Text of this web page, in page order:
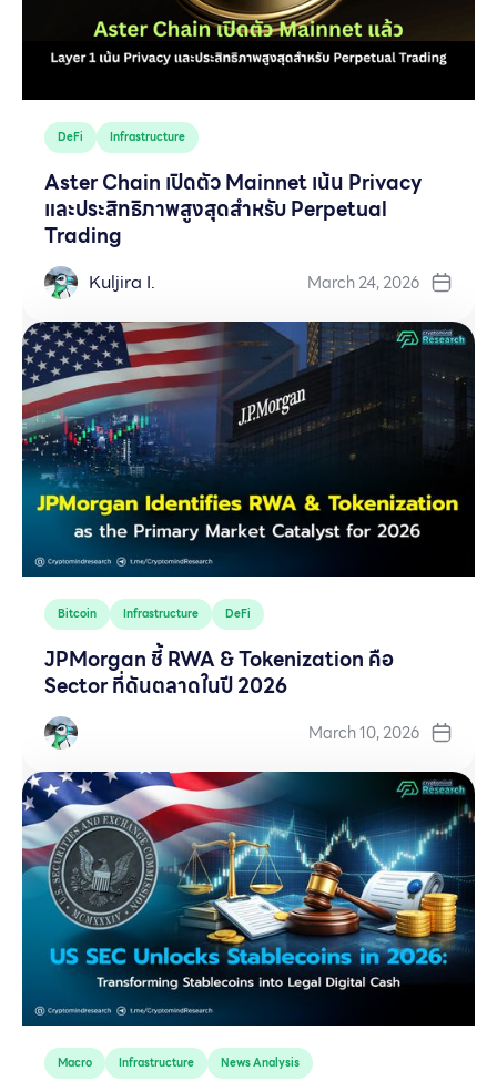
DeFi Infrastructure
Aster Chain เปิดตัว Mainnet เน้น Privacy
และประสิทธิภาพสูงสุดสำหรับ Perpetual
Trading
Kuljira I. March 24, 2026
Bitcoin Infrastructure DeFi
JPMorgan ชี้ RWA & Tokenization คือ
Sector ที่ดันตลาดในปี 2026
March 10, 2026
Macro Infrastructure News Analysis